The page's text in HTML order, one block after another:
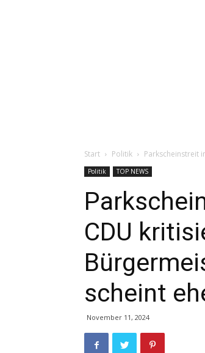
Start Politik Parkscheinstreit
Politik TOP NEWS
CDU
scheint
November 11, 2024